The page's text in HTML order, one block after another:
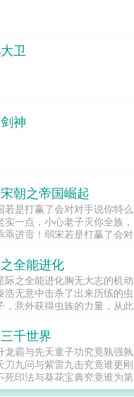
卫
神
朝之帝国崛起
若是打赢了会对对手说你特么
实一点，小心老子灭你全族，
乖进贡！弱宋若是打赢了会对
资格谈议和了？我是不是有资
了？什么？有资格了？哇，真
人高兴了！朕要改变这一切！
提议和！朕诛他九族！QQ群
全能进化
际之全能进化胸无大志的机动
浩无意中击杀了出来历练的虫
，意外获得虫族的力量，从此
而战？秦浩我为生存而战！敌
，被杀的都是我们好吗...
千世界
龙霸与先天童子功究竟孰强孰
刀九问与紫雷九击究竟谁更刚
死印法与葵花宝典究竟谁为第
尽在君临三千世界！...